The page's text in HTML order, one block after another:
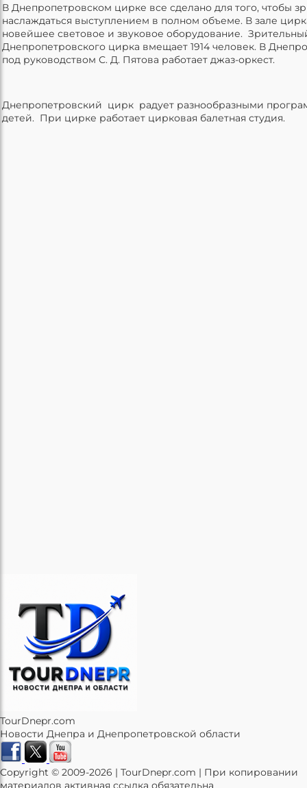
В Днепропетровском цирке все сделано для того, чтобы
наслаждаться выступлением в полном объеме. В зале
новейшее световое и звуковое оборудование.
Днепропетровского цирка вмещает 1914 человек. В
под руководством С. Д. Пятова работает джаз-оркест.
Днепропетровский цирк радует разнообразными
детей. При цирке работает цирковая балетная студия.
TourDnepr.com
Новости Днепра и Днепропетровской области
Copyright © 2009-2026 | TourDnepr.com | При копировании
материалов активная ссылка обязательна